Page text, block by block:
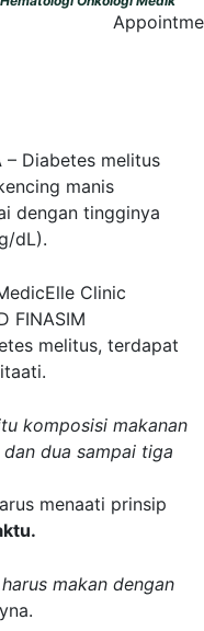
– Diabetes melitus
manis
dengan tingginya
dL).
Clinic
FINASIM
melitus, terdapat
komposisi makanan
dan dua sampai tiga
menaati prinsip
harus makan dengan